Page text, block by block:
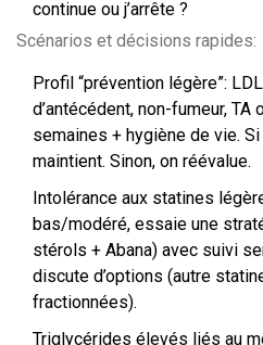
continue ou j’arrête ?
Scénarios et décisions rapides:
Profil “prévention légère”:
d’antécédent, non-fumeur, TA
semaines + hygiène de vie.
maintient. Sinon, on réévalue.
Intolérance aux statines
bas/modéré, essaie une
stérols + Abana) avec suivi
discute d’options (autre
fractionnées).
Triglycérides élevés liés au